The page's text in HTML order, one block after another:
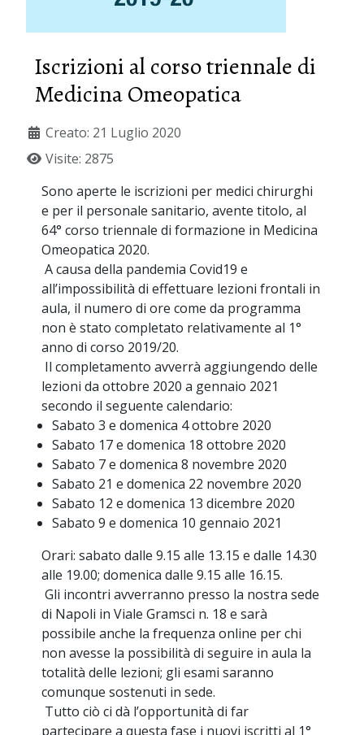
Iscrizioni al corso triennale di
Medicina Omeopatica
Creato: 21 Luglio 2020
Visite: 2875
Sono aperte le iscrizioni per medici chirurghi
e per il personale sanitario, avente titolo, al
64° corso triennale di formazione in Medicina
Omeopatica 2020.
A causa della pandemia Covid19 e
all’impossibilità di effettuare lezioni frontali in
aula, il numero di ore come da programma
non è stato completato relativamente al 1°
anno di corso 2019/20.
Il completamento avverrà aggiungendo delle
lezioni da ottobre 2020 a gennaio 2021
secondo il seguente calendario:
Sabato 3 e domenica 4 ottobre 2020
Sabato 17 e domenica 18 ottobre 2020
Sabato 7 e domenica 8 novembre 2020
Sabato 21 e domenica 22 novembre 2020
Sabato 12 e domenica 13 dicembre 2020
Sabato 9 e domenica 10 gennaio 2021
Orari: sabato dalle 9.15 alle 13.15 e dalle 14.30
alle 19.00; domenica dalle 9.15 alle 16.15.
Gli incontri avverranno presso la nostra sede
di Napoli in Viale Gramsci n. 18 e sarà
possibile anche la frequenza online per chi
non avesse la possibilità di seguire in aula la
totalità delle lezioni; gli esami saranno
comunque sostenuti in sede.
Tutto ciò ci dà l’opportunità di far
partecipare a questa fase i nuovi iscritti al 1°